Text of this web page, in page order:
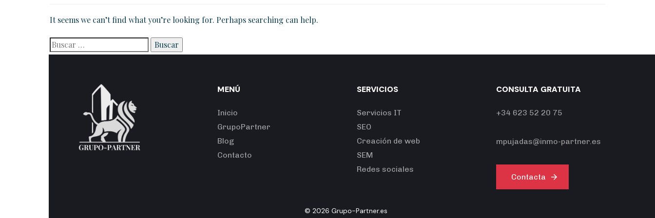
It seems we can’t find what you’re looking for. Perhaps searching can help.
MENÚ
Inicio
GrupoPartner
Blog
Contacto
SERVICIOS
Servicios IT
SEO
Creación de web
SEM
Redes sociales
CONSULTA GRATUITA
+34 623 52 20 75
mpujadas@inmo-partner.es
Contacta
© 2026 Grupo-Partner.es